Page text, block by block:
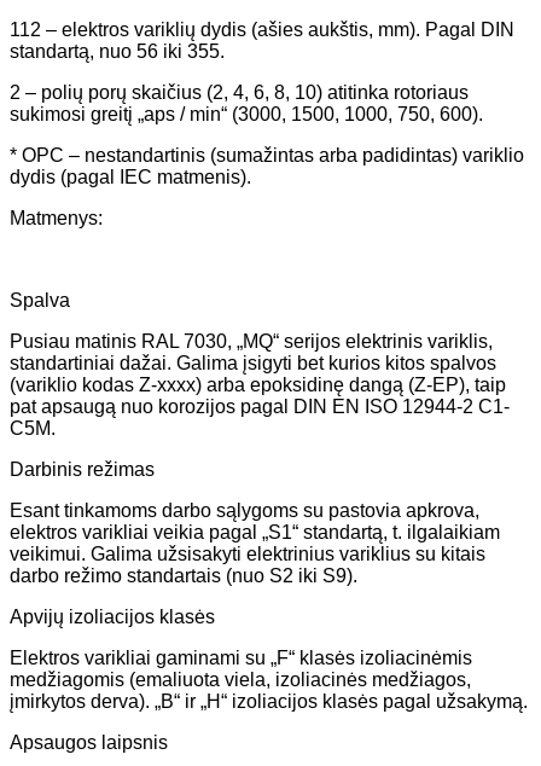
112 – elektros variklių dydis (ašies aukštis, mm). Pagal DIN
standartą, nuo 56 iki 355.
2 – polių porų skaičius (2, 4, 6, 8, 10) atitinka rotoriaus
sukimosi greitį „aps / min“ (3000, 1500, 1000, 750, 600).
* OPC – nestandartinis (sumažintas arba padidintas) variklio
dydis (pagal IEC matmenis).
Matmenys:
Spalva
Pusiau matinis RAL 7030, „MQ“ serijos elektrinis variklis,
standartiniai dažai. Galima įsigyti bet kurios kitos spalvos
(variklio kodas Z-xxxx) arba epoksidinę dangą (Z-EP), taip
pat apsaugą nuo korozijos pagal DIN EN ISO 12944-2 C1-
C5M.
Darbinis režimas
Esant tinkamoms darbo sąlygoms su pastovia apkrova,
elektros varikliai veikia pagal „S1“ standartą, t. ilgalaikiam
veikimui. Galima užsisakyti elektrinius variklius su kitais
darbo režimo standartais (nuo S2 iki S9).
Apvijų izoliacijos klasės
Elektros varikliai gaminami su „F“ klasės izoliacinėmis
medžiagomis (emaliuota viela, izoliacinės medžiagos,
įmirkytos derva). „B“ ir „H“ izoliacijos klasės pagal užsakymą.
Apsaugos laipsnis